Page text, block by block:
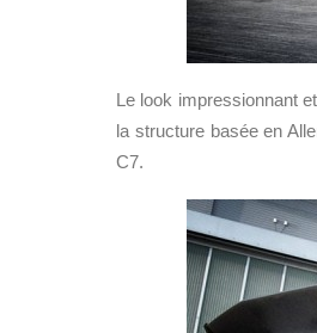
Le look impressionnant
la structure basée en
C7.